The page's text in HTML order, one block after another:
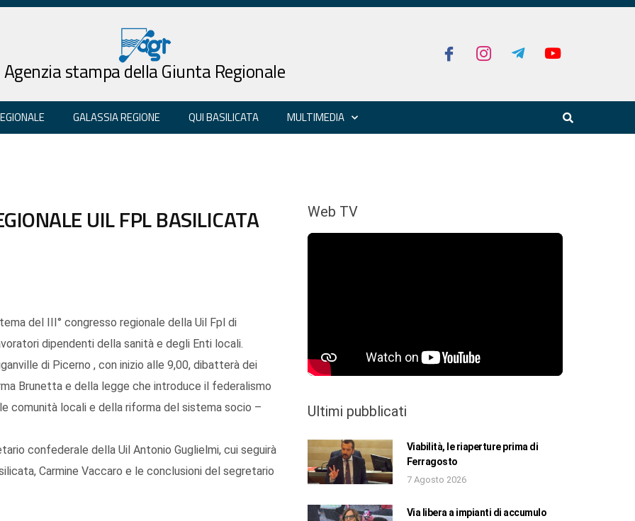
Agenzia stampa della Giunta Regionale
GALASSIA REGIONE QUI BASILICATA MULTIMEDIA
UIL FPL BASILICATA
del III° congresso regionale della Uil Fpl di
dipendenti della sanità e degli Enti locali.
di Picerno , con inizio alle 9,00, dibatterà dei
Brunetta e della legge che introduce il federalismo
comunità locali e della riforma del sistema socio –
confederale della Uil Antonio Guglielmi, cui seguirà
Carmine Vaccaro e le conclusioni del segretario
Web TV
Ultimi pubblicati
Viabilità, le riaperture prima di
Ferragosto
7 Agosto 2026
Via libera a impianti di accumulo